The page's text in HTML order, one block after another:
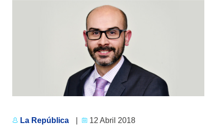
La República 12 Abril 2018